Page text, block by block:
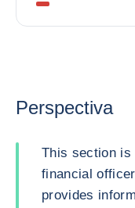
Perspectiva
This section is
financial
provides